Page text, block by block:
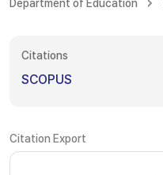
Department of Education
Citations
SCOPUS
Citation Export